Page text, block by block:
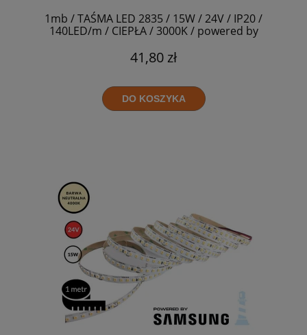
1mb / TAŚMA LED 2835 / 15W / 24V / IP20 /
140LED/m / CIEPŁA / 3000K / powered by
41,80 zł
DO KOSZYKA